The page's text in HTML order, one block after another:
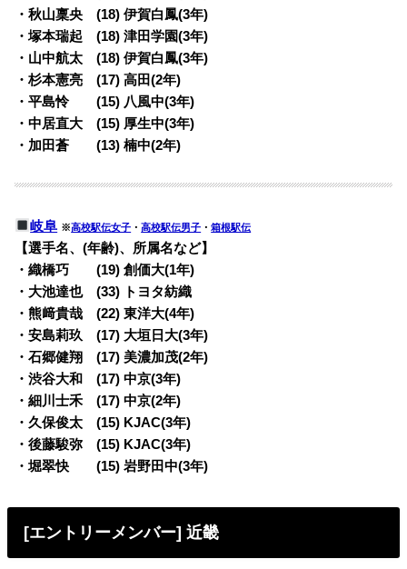
・秋山稟央 (18) 伊賀白鳳(3年)
・塚本瑞起 (18) 津田学園(3年)
・山中航太 (18) 伊賀白鳳(3年)
・杉本憲亮 (17) 高田(2年)
・平島怜 (15) 八風中(3年)
・中居直大 (15) 厚生中(3年)
・加田蒼 (13) 楠中(2年)
岐阜 ※高校駅伝女子 ・高校駅伝男子 ・箱根駅伝
【選手名、(年齢)、所属名など】
・織橋巧 (19) 創価大(1年)
・大池達也 (33) トヨタ紡織
・熊﨑貴哉 (22) 東洋大(4年)
・安島莉玖 (17) 大垣日大(3年)
・石郷健翔 (17) 美濃加茂(2年)
・渋谷大和 (17) 中京(3年)
・細川士禾 (17) 中京(2年)
・久保俊太 (15) KJAC(3年)
・後藤駿弥 (15) KJAC(3年)
・堀翠快 (15) 岩野田中(3年)
[エントリーメンバー] 近畿